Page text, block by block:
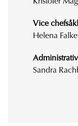
Vice
Helena
Sandra